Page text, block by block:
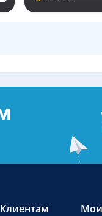
Клиентам